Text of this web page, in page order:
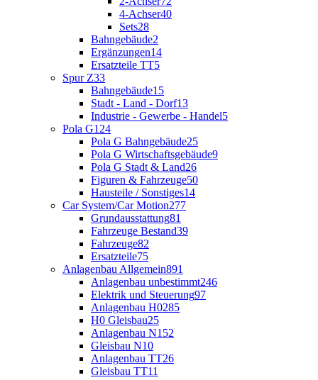
4-Achser40
Sets28
Bahngebäude2
Ergänzungen14
Ersatzteile TT5
Spur Z33
Bahngebäude15
Stadt - Land - Dorf13
Industrie - Gewerbe - Handel5
Pola G124
Pola G Bahngebäude25
Pola G Wirtschaftsgebäude9
Pola G Stadt & Land26
Figuren & Fahrzeuge50
Hausteile / Sonstiges14
Car System/Car Motion277
Grundausstattung81
Fahrzeuge Bestand39
Fahrzeuge82
Ersatzteile75
Anlagenbau Allgemein891
Anlagenbau unbestimmt246
Elektrik und Steuerung97
Anlagenbau H0285
H0 Gleisbau25
Anlagenbau N152
Gleisbau N10
Anlagenbau TT26
Gleisbau TT11